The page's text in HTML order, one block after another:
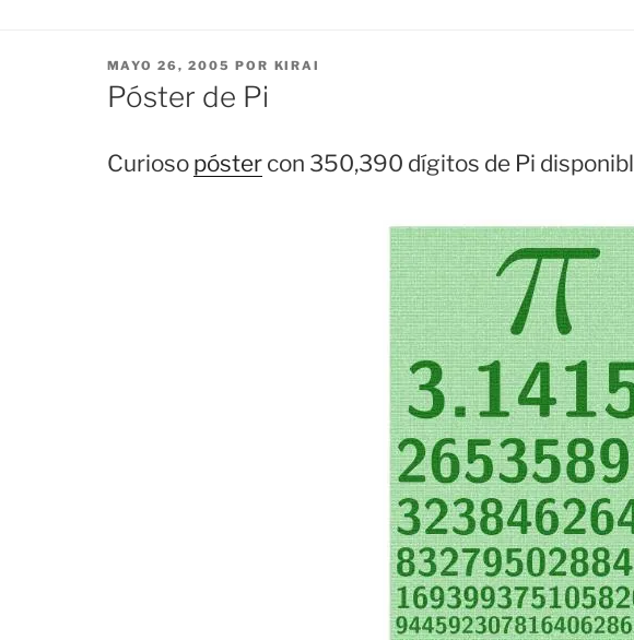
PUBLICADO
EL
MAYO 26, 2005 POR KIRAI
Póster de Pi
Curioso póstercon 350,390 dígitos de Pi